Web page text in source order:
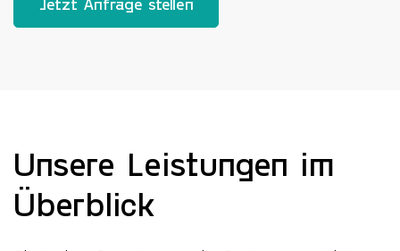
Jetzt Anfrage stellen
Unsere Leistungen im
Überblick